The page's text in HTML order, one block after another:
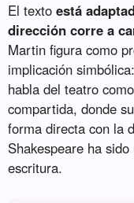
El textoestá
dirección corre a
Martin figura como
implicación
habla del teatro
compartida, donde
forma directa con la
Shakespeare ha
escritura.